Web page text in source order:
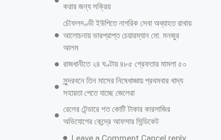
করার জন্য সক্রিয়
চৌফলদণ্ডী ইউপিতে নাগরিক সেবা অব্যাহত রাখায়
আলোচনায় ভারপ্রাপ্ত চেয়ারম্যান মো. মনজুর
আলম
রাজধানীতে ২৪ ঘণ্টায় ৪৮৫ গ্রেফতার মামলা ৫০
সুন্দরবনে তিন মাসের নিষেধাজ্ঞায় প্রথমবার খাদ্য
সহায়তা পেতে যাচ্ছে জেলেরা
রেলের টেন্ডারে শত কোটি টাকার কারসাজির
অভিযোগের কেন্দ্রে আফসার সিন্ডিকেট
Leave a Comment Cancel reply